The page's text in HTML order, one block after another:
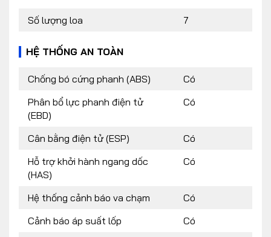
Số lượng loa 7
HỆ THỐNG AN TOÀN
Chống bó cứng phanh (ABS)
Có
Phân bổ lực phanh điện tử
(EBD)
Có
Cân bằng điện tử (ESP)
Có
Hỗ trợ khởi hành ngang dốc
(HAS)
Có
Hệ thống cảnh báo va chạm
Có
Cảnh báo áp suất lốp
Có